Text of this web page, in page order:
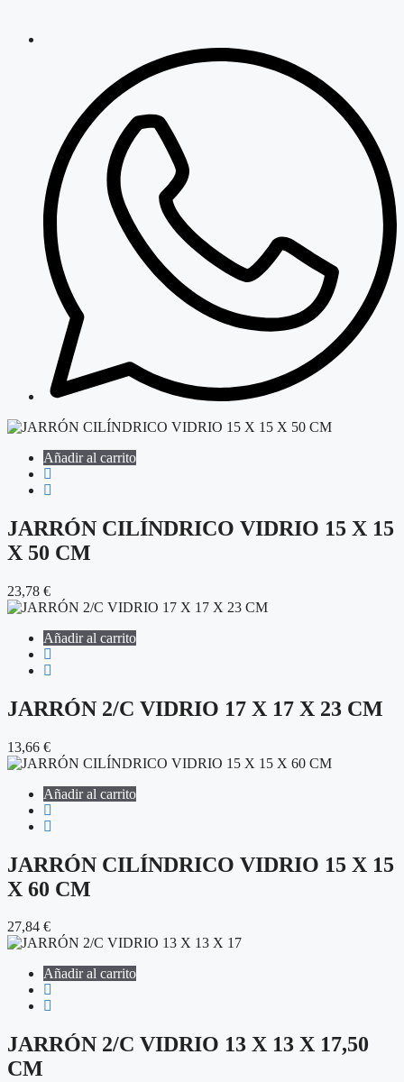
Añadir al carrito
JARRÓN CILÍNDRICO VIDRIO 15 X 15
X 50 CM
23,78 €
Añadir al carrito
JARRÓN 2/C VIDRIO 17 X 17 X 23 CM
13,66 €
Añadir al carrito
JARRÓN CILÍNDRICO VIDRIO 15 X 15
X 60 CM
27,84 €
Añadir al carrito
JARRÓN 2/C VIDRIO 13 X 13 X 17,50
CM